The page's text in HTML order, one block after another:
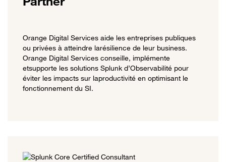
Orange Digital Services aide les entreprises publiques
ou privées à atteindre larésilience de leur business.
Orange Digital Services conseille, implémente
etsupporte les solutions Splunk d’Observabilité pour
éviter les impacts sur laproductivité en optimisant le
fonctionnement du SI.